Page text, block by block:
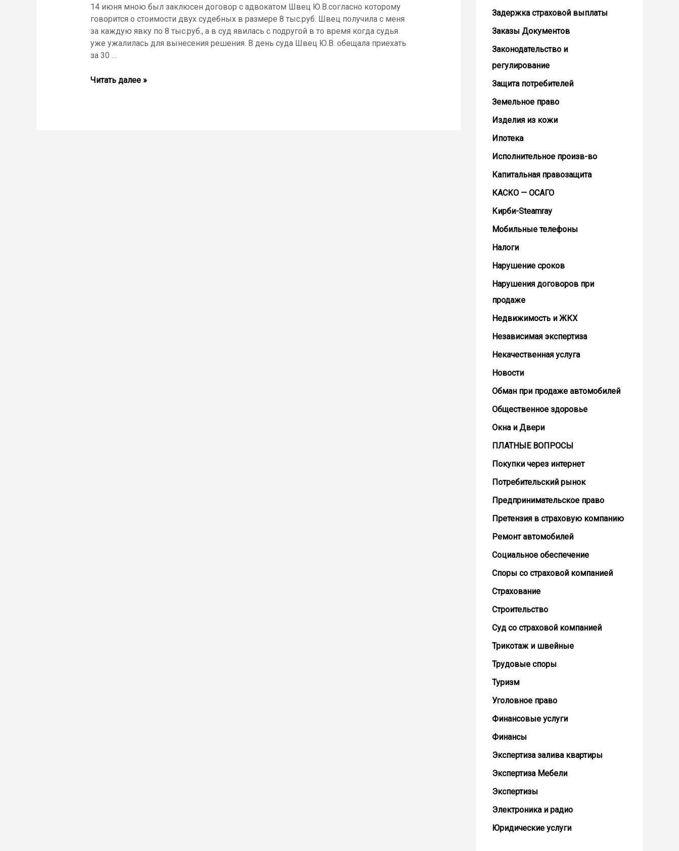
14 июня мною был заклюсен договор с адвокатом Швец Ю.В.согласно которому
говорится о стоимости двух судебных в размере 8 тыс.руб. Швец получила с меня
за каждую явку по 8 тыс.руб., а в суд явилась с подругой в то время когда судья
уже ужалилась для вынесения решения. В день суда Швец Ю.В. обещала приехать
за 30 …
Читать далее »
Задержка страховой выплаты
Заказы Документов
Законодательство и
регулирование
Защита потребителей
Земельное право
Изделия из кожи
Ипотека
Исполнительное произв-во
Капитальная правозащита
КАСКО — ОСАГО
Кирби-Steamray
Мобильные телефоны
Налоги
Нарушение сроков
Нарушения договоров при
продаже
Недвижимость и ЖКХ
Независимая экспертиза
Некачественная услуга
Новости
Обман при продаже автомобилей
Общественное здоровье
Окна и Двери
ПЛАТНЫЕ ВОПРОСЫ
Покупки через интернет
Потребительский рынок
Предпринимательское право
Претензия в страховую компанию
Ремонт автомобилей
Социальное обеспечение
Споры со страховой компанией
Страхование
Строительство
Суд со страховой компанией
Трикотаж и швейные
Трудовые споры
Туризм
Уголовное право
Финансовые услуги
Финансы
Экспертиза залива квартиры
Экспертиза Мебели
Экспертизы
Электроника и радио
Юридические услуги